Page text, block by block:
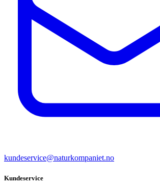
kundeservice@naturkompaniet.no
Kundeservice